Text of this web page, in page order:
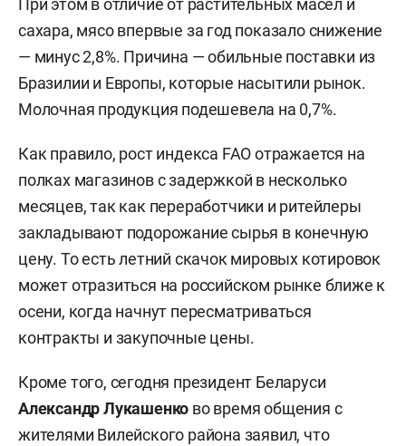
При этом в отличие от растительных масел и
сахара, мясо впервые за год показало снижение
— минус 2,8%. Причина — обильные поставки из
Бразилии и Европы, которые насытили рынок.
Молочная продукция подешевела на 0,7%.
Как правило, рост индекса FAO отражается на
полках магазинов с задержкой в несколько
месяцев, так как переработчики и ритейлеры
закладывают подорожание сырья в конечную
цену. То есть летний скачок мировых котировок
может отразиться на российском рынке ближе к
осени, когда начнут пересматриваться
контракты и закупочные цены.
Кроме того, сегодня президент Беларуси
Александр Лукашенко во время общения с
жителями Вилейского района заявил, что